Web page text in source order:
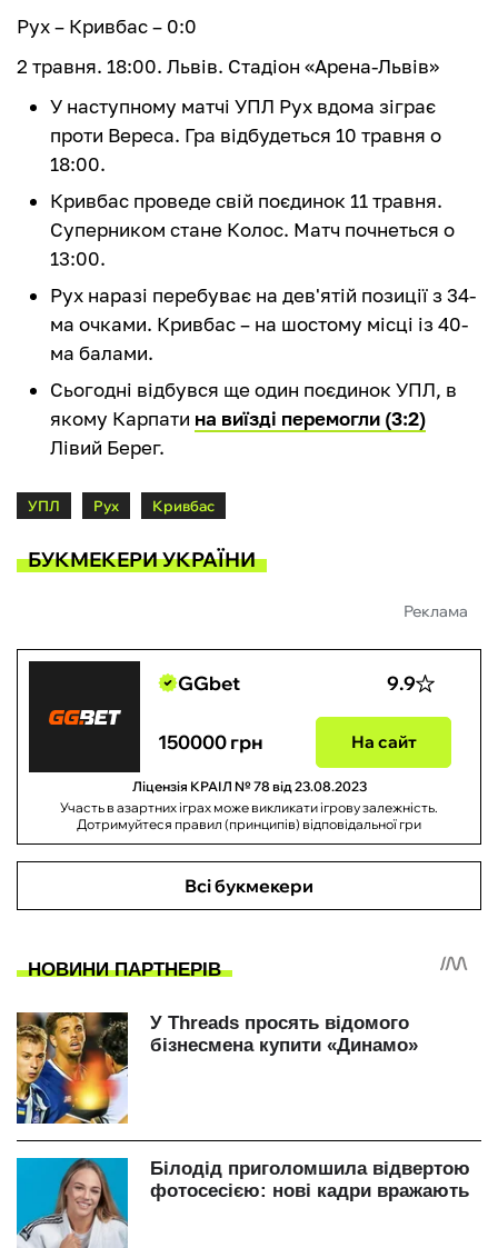
Рух – Кривбас – 0:0
2 травня. 18:00. Львів. Стадіон «Арена-Львів»
У наступному матчі УПЛ Рух вдома зіграє
проти Вереса. Гра відбудеться 10 травня о
18:00.
Кривбас проведе свій поєдинок 11 травня.
Суперником стане Колос. Матч почнеться о
13:00.
Рух наразі перебуває на дев'ятій позиції з 34-
ма очками. Кривбас – на шостому місці із 40-
ма балами.
Сьогодні відбувся ще один поєдинок УПЛ, в
якому Карпати на виїзді перемогли (3:2)
Лівий Берег.
УПЛ Рух Кривбас
БУКМЕКЕРИ УКРАЇНИ
Реклама
GGbet 9.9
150000 грн На сайт
Ліцензія КРАІЛ № 78 від 23.08.2023
Участь в азартних іграх може викликати ігрову залежність.
Дотримуйтеся правил (принципів) відповідальної гри
Всі букмекери